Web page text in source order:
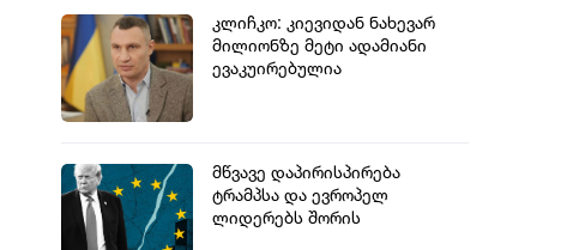
კლიჩკო: კიევიდან ნახევარ
მილიონზე მეტი ადამიანი
ევაკუირებულია
მწვავე დაპირისპირება
ტრამპსა და ევროპელ
ლიდერებს შორის